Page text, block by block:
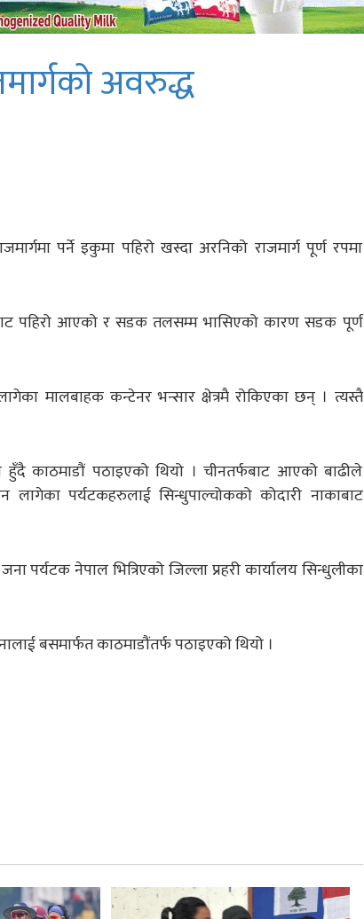
अवरुद्ध
पर्ने इकुमा पहिरो खस्दा अरनिको राजमार्ग पूर्ण रपमा
पहिरो आएको र सडक तलसम्म भासिएको कारण सडक पूर्ण
मालबाहक कन्टेनर भन्सार क्षेत्रमै रोकिएका छन् । त्यस्तै
काठमाडौं पठाइएको थियो । चीनतर्फबाट आएको बाढीले
पर्यटकहरुलाई सिन्धुपाल्चोकको कोदारी नाकाबाट
नेपाल भित्रिएको जिल्ला प्रहरी कार्यालय सिन्धुलीका
बसमार्फत काठमाडौंतर्फ पठाइएको थियो ।